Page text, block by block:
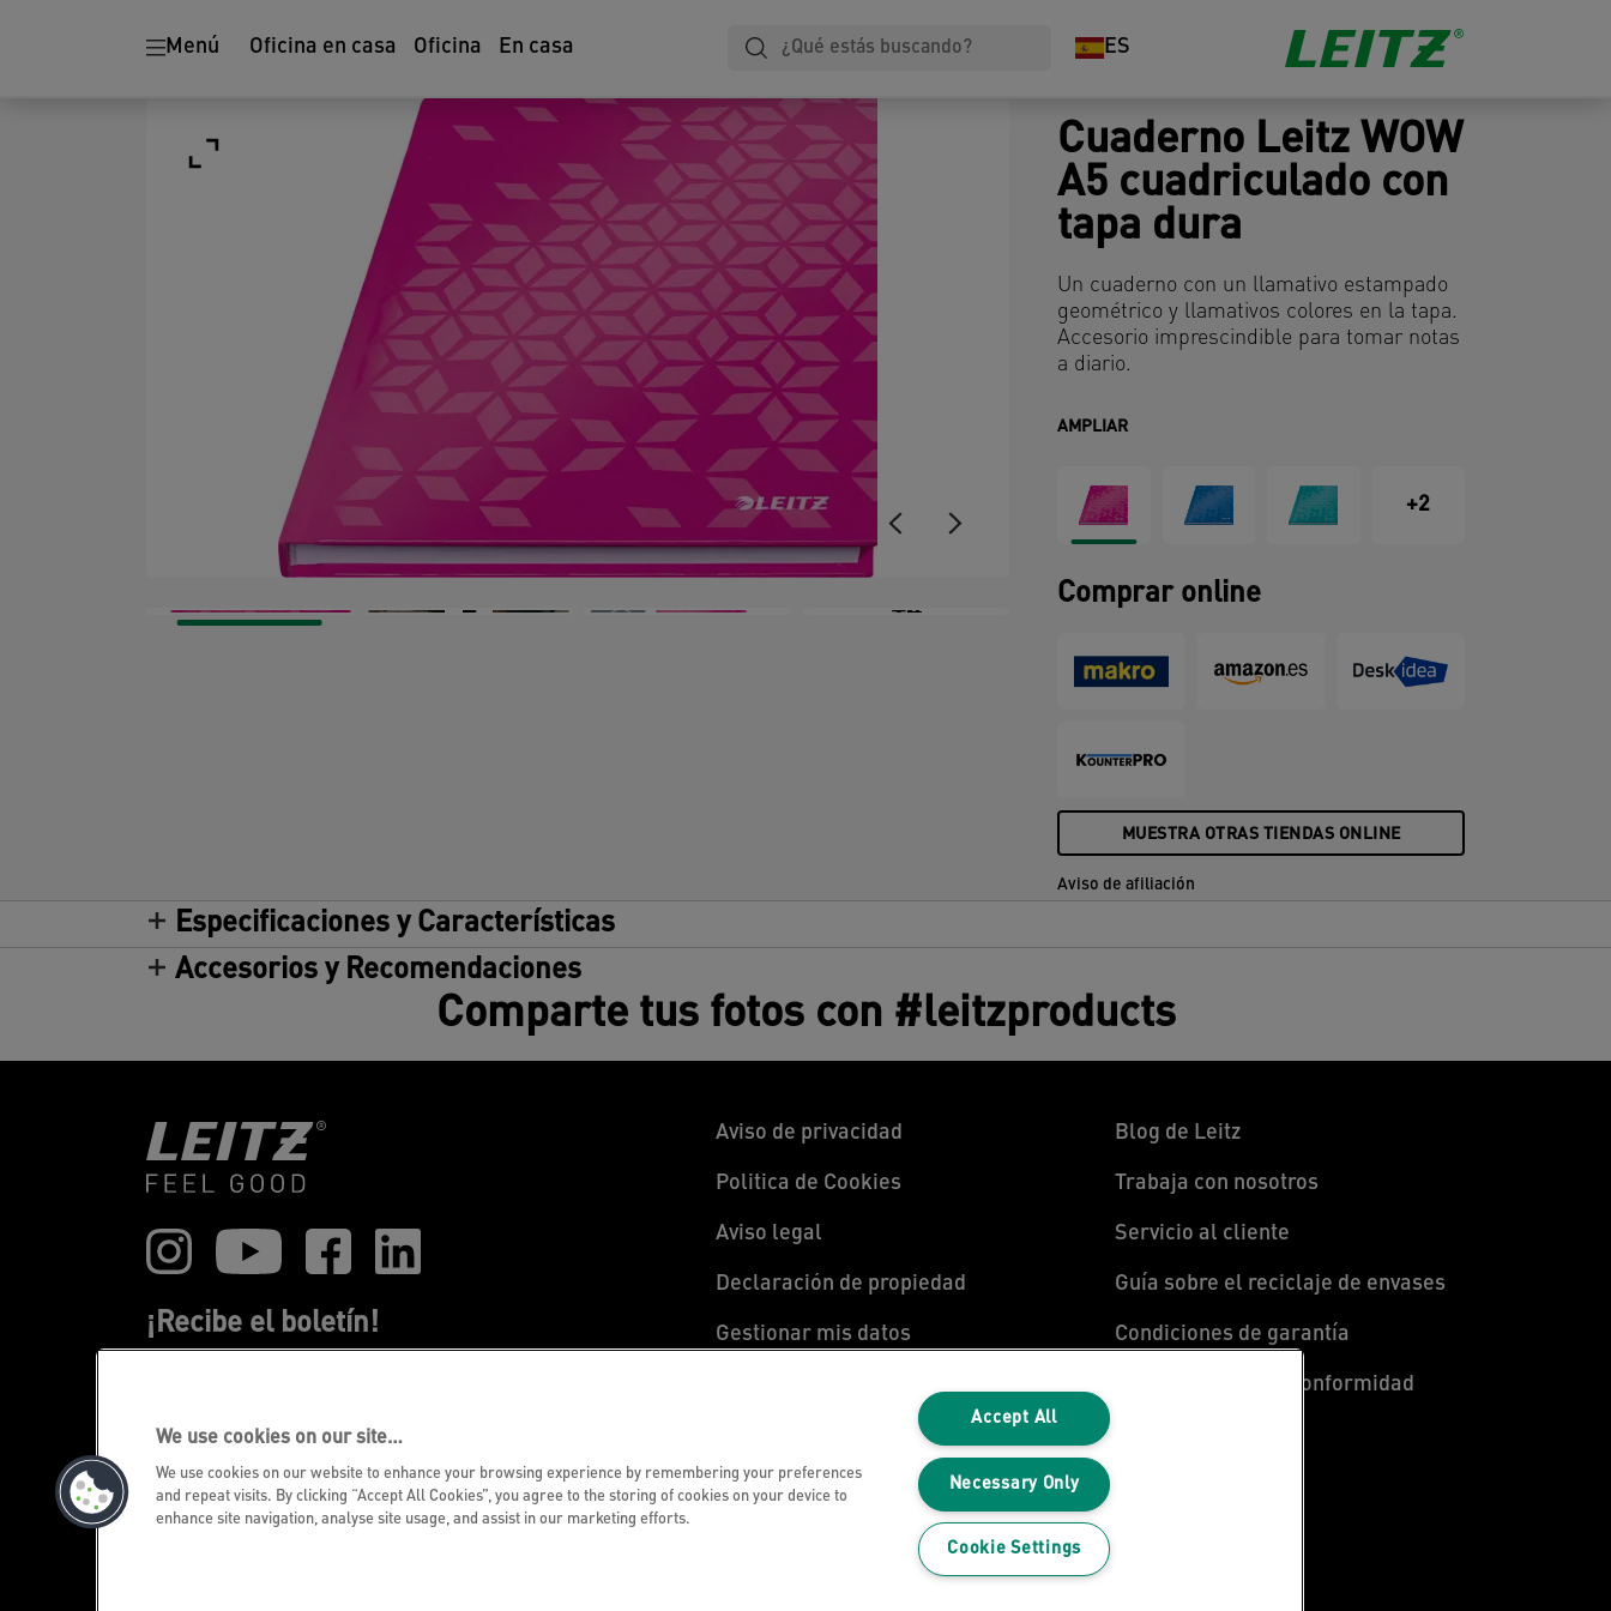
Menú Oficina en casa Oficina En casa ES
+4
Cuaderno Leitz WOW
A5 cuadriculado con
tapa dura
Un cuaderno con un llamativo estampado
geométrico y llamativos colores en la tapa.
Accesorio imprescindible para tomar notas
a diario.
AMPLIAR
+2
Comprar online
MUESTRA OTRAS TIENDAS ONLINE
Aviso de afiliación
Especificaciones y Características
Accesorios y Recomendaciones
Comparte tus fotos con #leitzproducts
¡Recibe el boletín!
confort de tu escritorio!
SUSCRIBIRTE AHORA
Aviso de privacidad
Politica de Cookies
Aviso legal
Declaración de propiedad
Gestionar mis datos
Blog de Leitz
Trabaja con nosotros
Servicio al cliente
Guía sobre el reciclaje de envases
Condiciones de garantía
Declaraciones de conformidad
We use cookies on our site…
We use cookies on our website to enhance your browsing experience by remembering your preferences
and repeat visits. By clicking “Accept All Cookies”, you agree to the storing of cookies on your device to
enhance site navigation, analyse site usage, and assist in our marketing efforts.
Accept All
Necessary Only
Cookie Settings